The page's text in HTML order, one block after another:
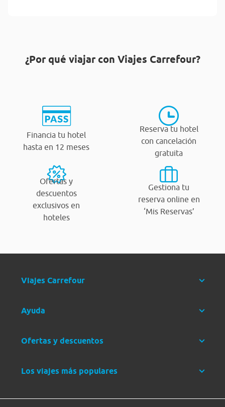
¿Por qué viajar con Viajes Carrefour?
Financia tu hotel
hasta en 12 meses
Reserva tu hotel
con cancelación
gratuita
Ofertas y
descuentos
exclusivos en
hoteles
Gestiona tu
reserva online en
‘Mis Reservas’
Viajes Carrefour
Ayuda
Ofertas y descuentos
Los viajes más populares